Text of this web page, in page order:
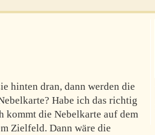
hinten dran, dann werden die
Habe ich das richtig
kommt die Nebelkarte auf dem
Zielfeld. Dann wäre die